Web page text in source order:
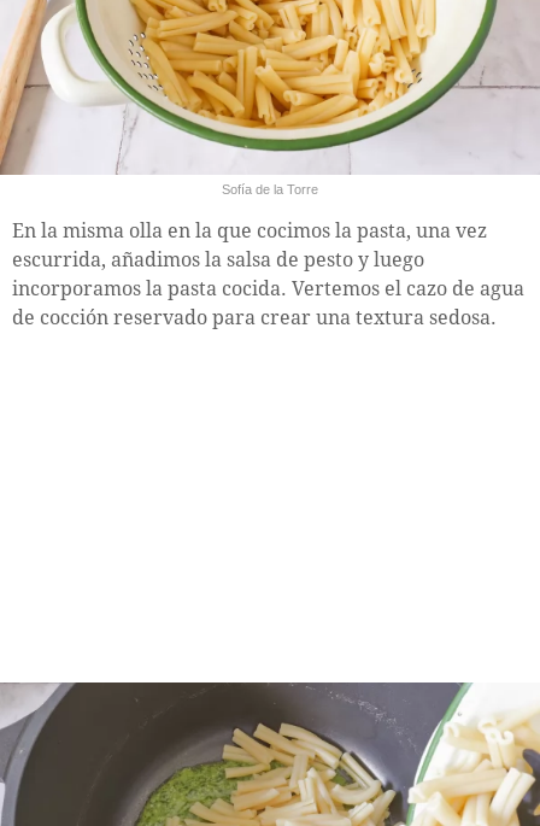
Sofía de la Torre
En la misma olla en la que cocimos la pasta, una vez
escurrida, añadimos la salsa de pesto y luego
incorporamos la pasta cocida. Vertemos el cazo de agua
de cocción reservado para crear una textura sedosa.